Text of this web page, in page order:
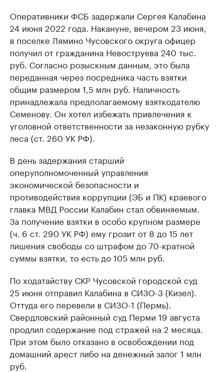
Оперативники ФСБ задержали Сергея Калабина
24 июня 2022 года. Накануне, вечером 23 июня,
в поселке Лямино Чусовского округа офицер
получил от гражданина Невоструева 240 тыс.
руб. Согласно розыскным данным, это была
переданная через посредника часть взятки
общим размером 1,5 млн руб. Наличность
принадлежала предполагаемому взяткодателю
Семенову. Он хотел избежать привлечения к
уголовной ответственности за незаконную рубку
леса (ст. 260 УК РФ).
В день задержания старший
оперуполномоченный управления
экономической безопасности и
противодействия коррупции (ЭБ и ПК) краевого
главка МВД России Калабин стал обвиняемым.
За получение взятки в особо крупном размере
(ч. 6 ст. 290 УК РФ) ему грозит от 8 до 15 лет
лишения свободы со штрафом до 70-кратной
суммы взятки, то есть до 105 млн руб.
По ходатайству СКР Чусовской городской суд
25 июня отправил Калабина в СИЗО-3 (Кизел).
Оттуда его перевели в СИЗО-1 (Пермь).
Свердловский районный суд Перми 19 августа
продлил содержание под стражей на 2 месяца.
При этом было отказано в освобождении под
домашний арест либо на денежный залог 1 млн
руб.